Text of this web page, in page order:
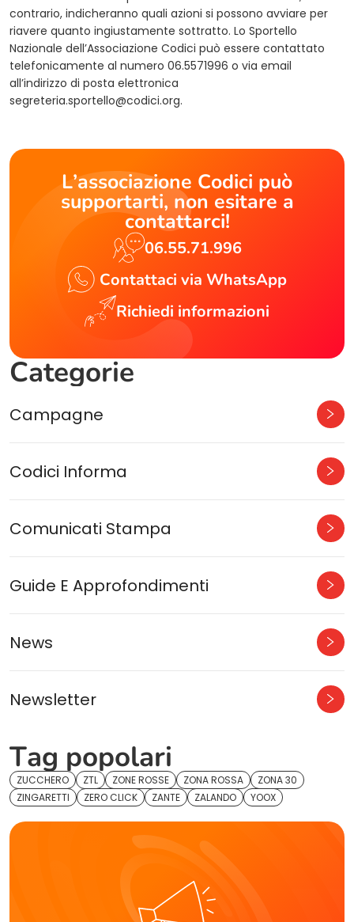
contrario, indicheranno quali azioni si possono avviare per
riavere quanto ingiustamente sottratto. Lo Sportello
Nazionale dell’Associazione Codici può essere contattato
telefonicamente al numero 06.5571996 o via email
all’indirizzo di posta elettronica
segreteria.sportello@codici.org.
L’associazione Codici può
supportarti, non esitare a
contattarci!
06.55.71.996
Contattaci via WhatsApp
Richiedi informazioni
Categorie
Campagne
Codici Informa
Comunicati Stampa
Guide E Approfondimenti
News
Newsletter
Tag popolari
ZUCCHERO ZTL ZONE ROSSE ZONA ROSSA
ZONA 30
ZINGARETTI
ZERO CLICK ZANTE ZALANDO YOOX